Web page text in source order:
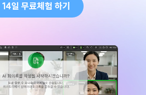
14일 무료체험 하기